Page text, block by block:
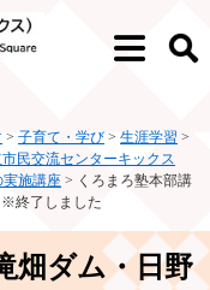
メ
検
> 子育て・学び > 生涯学習 >
民交流センターキックス
実施講座 > くろまろ塾本部講
終了しました
畑ダム・日野